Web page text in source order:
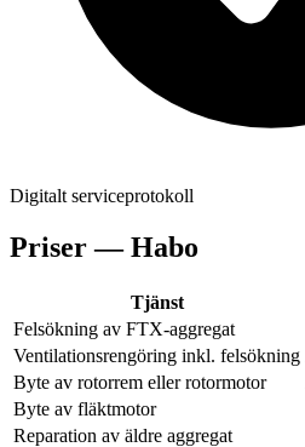
Digitalt serviceprotokoll
Priser —Habo
Tjänst
Felsökning av FTX-aggregat
Ventilationsrengöring inkl. felsökning
Byte av rotorrem eller rotormotor
Byte av fläktmotor
Reparation av äldre aggregat